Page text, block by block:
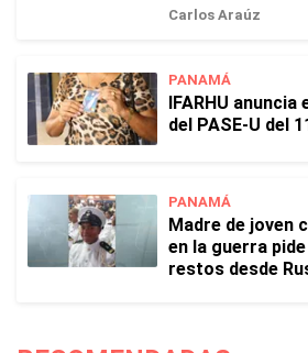
Carlos Araúz
PANAMÁ
IFARHU
del PASE-U del
PANAMÁ
Madre de joven
en la guerra
restos desde